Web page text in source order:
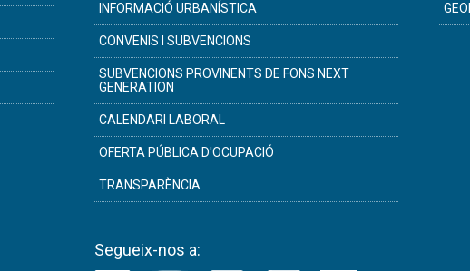
INFORMACIÓ URBANÍSTICA
CONVENIS I SUBVENCIONS
SUBVENCIONS PROVINENTS DE FONS NEXT
GENERATION
CALENDARI LABORAL
OFERTA PÚBLICA D'OCUPACIÓ
TRANSPARÈNCIA
Segueix-nos a: